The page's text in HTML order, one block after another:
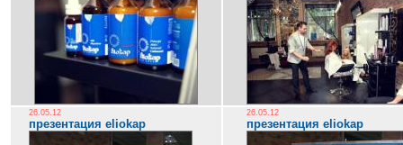
26.05.12
презентация eliokap
26.05.12
презентация eliokap